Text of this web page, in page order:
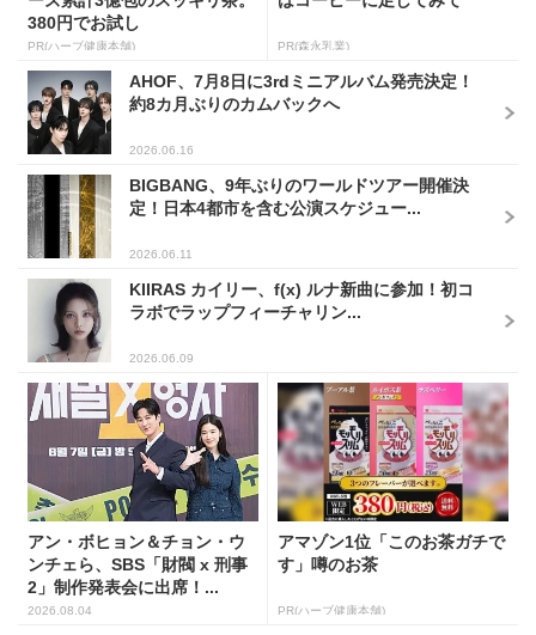
380円でお試し
PR(ハーブ健康本舗) PR(森永乳業)
AHOF、7月8日に3rdミニアルバム発売決定！
約8カ月ぶりのカムバックへ
2026.06.16
BIGBANG、9年ぶりのワールドツアー開催決
定！日本4都市を含む公演スケジュー...
2026.06.11
KIIRAS カイリー、f(x) ルナ新曲に参加！初コ
ラボでラップフィーチャリン...
2026.06.09
アン・ボヒョン＆チョン・ウ
ンチェら、SBS「財閥 x 刑事
2」制作発表会に出席！...
2026.08.04
アマゾン1位「このお茶ガチで
す」噂のお茶
PR(ハーブ健康本舗)